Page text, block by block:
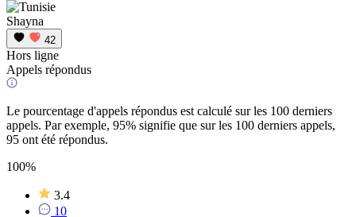
Shayna
42
Hors ligne
Appels répondus
Le pourcentage d'appels répondus est calculé sur les 100 derniers
appels. Par exemple, 95% signifie que sur les 100 derniers appels,
95 ont été répondus.
100%
3.4
10